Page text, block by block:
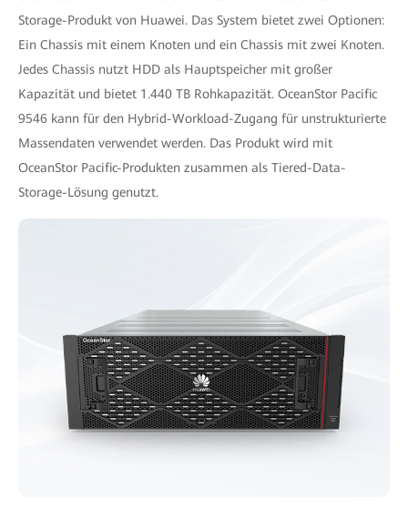
Storage-Produkt von Huawei. Das System bietet zwei Optionen:
Ein Chassis mit einem Knoten und ein Chassis mit zwei Knoten.
Jedes Chassis nutzt HDD als Hauptspeicher mit großer
Kapazität und bietet 1.440 TB Rohkapazität. OceanStor Pacific
9546 kann für den Hybrid-Workload-Zugang für unstrukturierte
Massendaten verwendet werden. Das Produkt wird mit
OceanStor Pacific-Produkten zusammen als Tiered-Data-
Storage-Lösung genutzt.